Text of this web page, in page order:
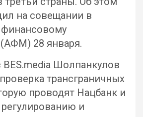
на совещании в
финансовому
28 января.
BES.media Шолпанкулов
трансграничных
проводят Нацбанк и
и